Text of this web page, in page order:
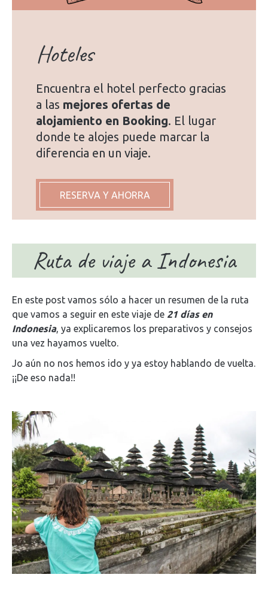
Hoteles
Encuentra el hotel perfecto gracias
a las mejores ofertas de
alojamiento en Booking. El lugar
donde te alojes puede marcar la
diferencia en un viaje.
RESERVA Y AHORRA
Ruta de viaje a Indonesia
En este post vamos sólo a hacer un resumen de la ruta
que vamos a seguir en este viaje de 21 días en
Indonesia, ya explicaremos los preparativos y consejos
una vez hayamos vuelto.
Jo aún no nos hemos ido y ya estoy hablando de vuelta.
¡¡De eso nada!!